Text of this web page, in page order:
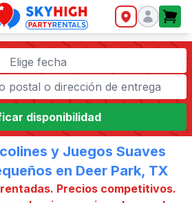
Logo
Elige fecha
disponibilidad
y Juegos Suaves
en Deer Park, TX
Precios competitivos.